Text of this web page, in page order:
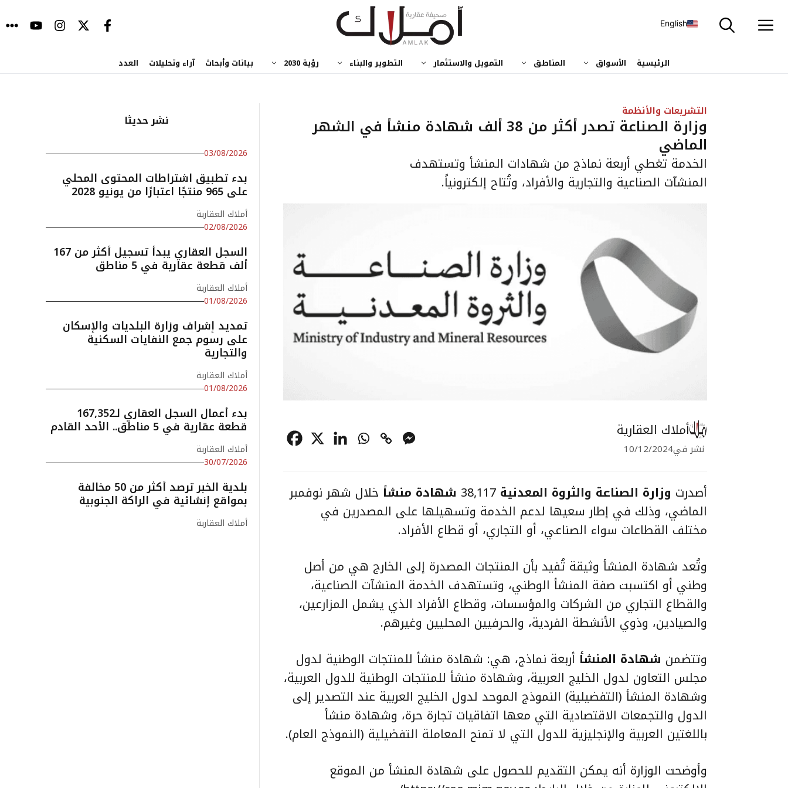
إلى
English
الرئيسية الأسواق المناطق التمويل والاستثمار التطوير والبناء رؤية 2030 بيانات وأبحاث آراء وتحليلات العدد
التشريعات والأنظمة
وزارة الصناعة تصدر أكثر من 38 ألف شهادة منشأ في الشهر
الماضي
الخدمة تغطي أربعة نماذج من شهادات المنشأ وتستهدف
المنشآت الصناعية والتجارية والأفراد، وتُتاح إلكترونياً.
أملاك العقارية
نشر في10/12/2024
أصدرت وزارة الصناعة والثروة المعدنية شهادة منشأ خلال شهر نوفمبر
الماضي، وذلك في إطار سعيها لدعم الخدمة وتسهيلها على المصدرين في
مختلف القطاعات سواء الصناعي، أو التجاري، أو قطاع الأفراد.
وتُعد شهادة المنشأ وثيقة تُفيد بأن المنتجات المصدرة إلى الخارج هي من أصل
وطني أو اكتسبت صفة المنشأ الوطني، وتستهدف الخدمة المنشآت الصناعية،
والقطاع التجاري من الشركات والمؤسسات، وقطاع الأفراد الذي يشمل المزارعين،
والصيادين، وذوي الأنشطة الفردية، والحرفيين المحليين وغيرهم.
وتتضمن شهادة المنشأ أربعة نماذج، هي: شهادة منشأ للمنتجات الوطنية لدول
مجلس التعاون لدول الخليج العربية، وشهادة منشأ للمنتجات الوطنية للدول العربية،
وشهادة المنشأ (التفضيلية) النموذج الموحد لدول الخليج العربية عند التصدير إلى
الدول والتجمعات الاقتصادية التي معها اتفاقيات تجارة حرة، وشهادة منشأ
باللغتين العربية والإنجليزية للدول التي لا تمنح المعاملة التفضيلية (النموذج العام).
وأوضحت الوزارة أنه يمكن التقديم للحصول على شهادة المنشأ من الموقع
نشر حديثا
03/08/2026
بدء تطبيق اشتراطات المحتوى المحلي
على 965 منتجًا اعتبارًا من يونيو 2028
أملاك العقارية
02/08/2026
السجل العقاري يبدأ تسجيل أكثر من 167
ألف قطعة عقارية في 5 مناطق
أملاك العقارية
01/08/2026
تمديد إشراف وزارة البلديات والإسكان
على رسوم جمع النفايات السكنية
والتجارية
أملاك العقارية
01/08/2026
بدء أعمال السجل العقاري لـ167,352
قطعة عقارية في 5 مناطق.. الأحد القادم
أملاك العقارية
30/07/2026
بلدية الخبر ترصد أكثر من 50 مخالفة
بمواقع إنشائية في الراكة الجنوبية
أملاك العقارية